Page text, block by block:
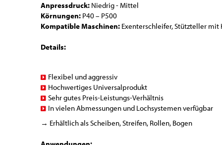
Anpressdruck: Niedrig - Mittel
Körnungen: P40 – P500
Kompatible Maschinen: Exenterschleifer, Stützteller mit
Details:
Flexibel und aggressiv
Hochwertiges Universalprodukt
Sehr gutes Preis-Leistungs-Verhältnis
In vielen Abmessungen und Lochsystemen verfügbar
→ Erhältlich als Scheiben, Streifen, Rollen, Bogen